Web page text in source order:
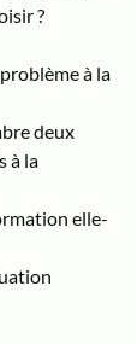
?
à la
deux
à la
elle-